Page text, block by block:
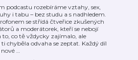
podcastu rozebíráme vztahy, sex,
i tabu – bez studu a s nadhledem.
se střídá čtveřice zkušených
a moderátorek, kteří se nebojí
to, co tě vždycky zajímalo, ale
chyběla odvaha se zeptat. Každý díl
…